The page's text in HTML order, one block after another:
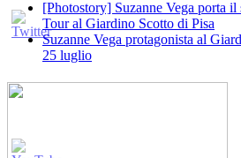
[Photostory] Suzanne Vega porta
Tour al Giardino Scotto di Pisa
Suzanne Vega protagonista al
25 luglio